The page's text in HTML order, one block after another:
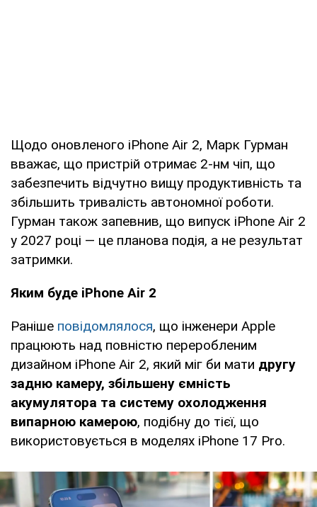
Щодо оновленого iPhone Air 2, Марк Гурман
вважає, що пристрій отримає 2-нм чіп, що
забезпечить відчутно вищу продуктивність та
збільшить тривалість автономної роботи.
Гурман також запевнив, що випуск iPhone Air 2
у 2027 році — це планова подія, а не результат
затримки.
Яким буде iPhone Air 2
Раніше повідомлялося, що інженери Apple
працюють над повністю переробленим
дизайном iPhone Air 2, який міг би мати другу
задню камеру, збільшену ємність
акумулятора та систему охолодження
випарною камерою, подібну до тієї, що
використовується в моделях iPhone 17 Pro.